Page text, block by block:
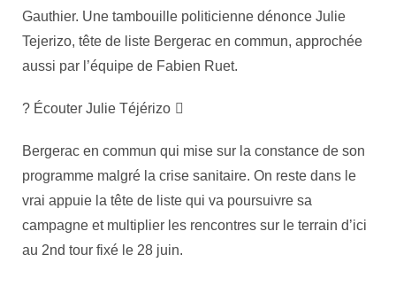
Gauthier. Une tambouille politicienne dénonce Julie
Tejerizo, tête de liste Bergerac en commun, approchée
aussi par l’équipe de Fabien Ruet.
? Écouter Julie Téjérizo
Bergerac en commun qui mise sur la constance de son
programme malgré la crise sanitaire. On reste dans le
vrai appuie la tête de liste qui va poursuivre sa
campagne et multiplier les rencontres sur le terrain d’ici
au 2nd tour fixé le 28 juin.